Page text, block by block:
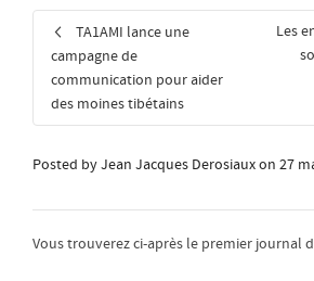
TA1AMI lance une
campagne de
communication pour aider
des moines tibétains
Les
Posted byJean Jacques Derosiauxon 27
Vous trouverez ci-après le premier journal